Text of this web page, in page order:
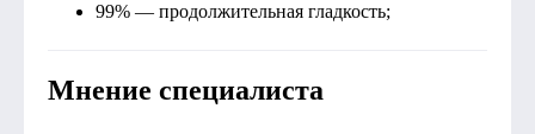
99% — продолжительная гладкость;
Мнение специалиста